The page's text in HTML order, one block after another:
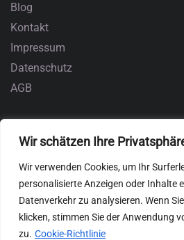
Wir schätzen Ihre
Wir verwenden Cookies, um Ihr
personalisierte Anzeigen oder Inhalte
Datenverkehr zu analysieren. Wenn
klicken, stimmen Sie der Anwendung
zu. Cookie-Richtlinie
Blog
Kontakt
Impressum
Datenschutz
AGB